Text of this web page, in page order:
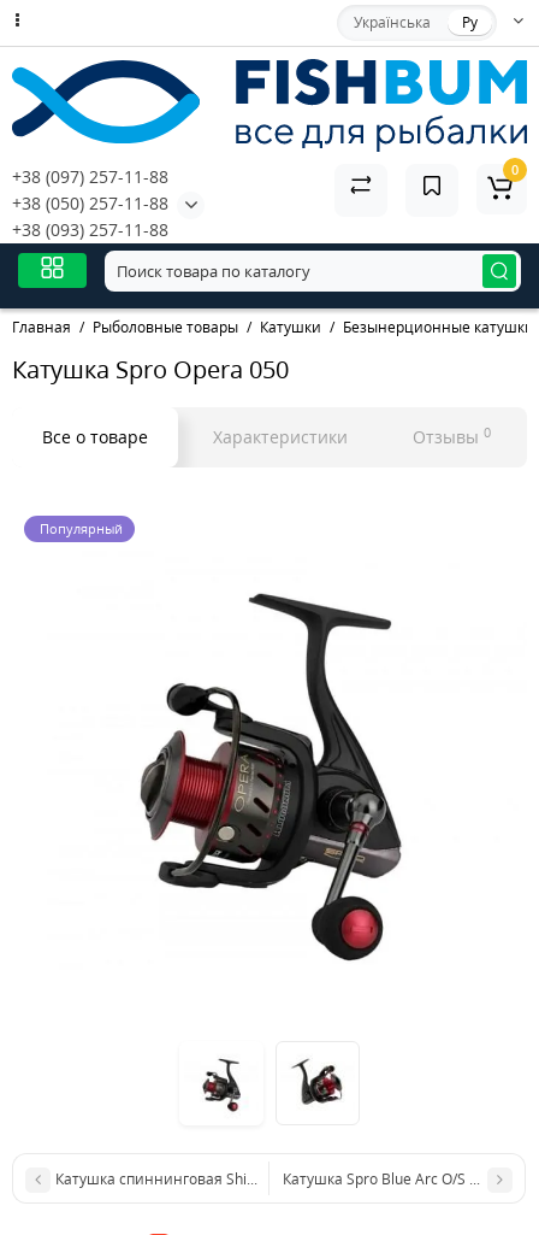
Українська Ру
+38 (097) 257-11-88
+38 (050) 257-11-88
+38 (093) 257-11-88
0
Главная Рыболовные товары Катушки Безынерционные катушки
Катушка Spro Opera 050
Все о товаре Характеристики Отзывы 0
Популярный
Катушка спиннинговая Shimano Ultegra 3000 FBКатушка Spro Blue Arc O/S Tuff-Body